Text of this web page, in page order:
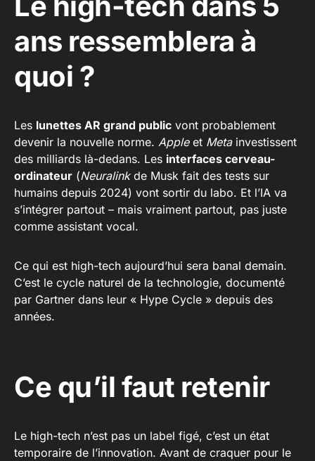
ans ressemblera à
quoi ?
Les lunettes AR grand public vont probablement
devenir la nouvelle norme. Appleet Metainvestissent
des milliards là-dedans. Les interfaces cerveau-
ordinateur (Neuralinkde Musk fait des tests sur
humains depuis 2024) vont sortir du labo. Et l’IA va
s’intégrer partout – mais vraiment partout, pas juste
comme assistant vocal.
Ce qui est high-tech aujourd’hui sera banal demain.
C’est le cycle naturel de la technologie, documenté
par Gartner dans leur « Hype Cycle » depuis des
années.
Ce qu’il faut retenir
Le high-tech n’est pas un label figé, c’est un état
temporaire de l’innovation. Avant de craquer pour le